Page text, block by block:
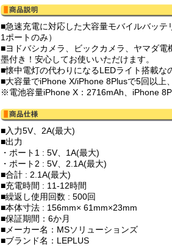
■急速充電に対応した大容量モバイルバッ
1ポートのみ）
■ヨドバシカメラ、ビックカメラ、ヤマダ
墨付き！安心してお使いいただけます。
■懐中電灯の代わりになるLEDライト搭載な
■大容量でiPhone X/iPhone 8Plusで5回以上
※電池容量iPhone X：2716mAh、iPhone
■入力5V、2A(最大)
■出力
・ポート1 : 5V、1A(最大)
・ポート2 : 5V、2.1A(最大)
■合計 : 2.1A(最大)
■充電時間 : 11-12時間
■繰返し使用回数 : 500回
■本体寸法 : 156mm× 61mm×23mm
■保証期間：6か月
■メーカー名：MSソリューションズ
■ブランド名：LEPLUS